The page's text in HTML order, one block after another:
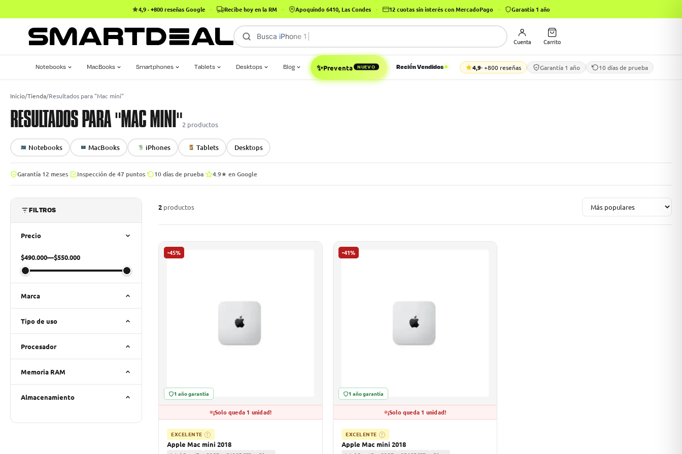
4,9 · +800 reseñas Google · Recibe hoy en la RM · Apoquindo 6410, Las Condes · 12 cuotas sin interés con MercadoPago · Garantía 1 año
Busca |
Cuenta Carrito
Notebooks MacBooks Smartphones Tablets Desktops Blog ✨Preventa NUEVO Recién Vendidos 4,9· +800 reseñas Garantía 1 año 10 días de prueba
Inicio/Tienda/Resultados para "Mac mini"
RESULTADOS PARA "MAC MINI"2 productos
Notebooks MacBooks iPhones Tablets Desktops
Garantía 12 meses Inspección de 47 puntos 10 días de prueba 4.9★ en Google
FILTROS
Precio
$490.000—$550.000
Marca
Tipo de uso
Procesador
Memoria RAM
Almacenamiento
2 productos
-45%
1 año garantía
¡Solo queda 1 unidad!
EXCELENTE ?
Apple Mac mini 2018
-41%
1 año garantía
¡Solo queda 1 unidad!
EXCELENTE ?
Apple Mac mini 2018